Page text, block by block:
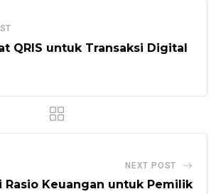
QRIS untuk Transaksi Digital
NEXT POST
Rasio Keuangan untuk Pemilik